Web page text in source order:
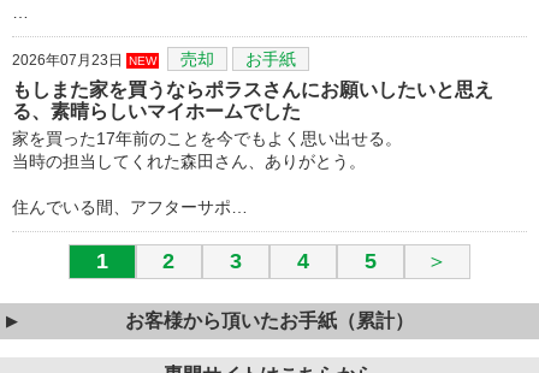
2026年07月23日 NEW 売却 お手紙
もしまた家を買うならポラスさんにお願いしたいと思え
る、素晴らしいマイホームでした
家を買った17年前のことを今でもよく思い出せる。
当時の担当してくれた森田さん、ありがとう。
住んでいる間、アフターサポ…
1 2 3 4 5 ＞
お客様から頂いたお手紙（累計）